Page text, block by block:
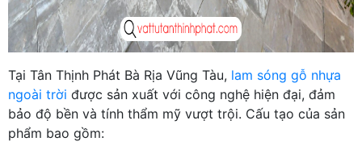
Tại Tân Thịnh Phát Bà Rịa Vũng Tàu, lam sóng gỗ nhựa
ngoài trời được sản xuất với công nghệ hiện đại, đảm
bảo độ bền và tính thẩm mỹ vượt trội. Cấu tạo của sản
phẩm bao gồm: